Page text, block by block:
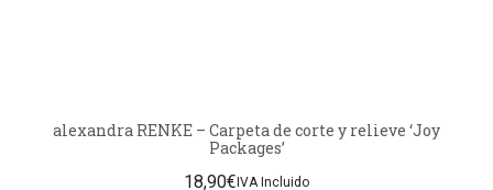
alexandra RENKE – Carpeta de corte y relieve ‘Joy
Packages’
18,90€IVA Incluido